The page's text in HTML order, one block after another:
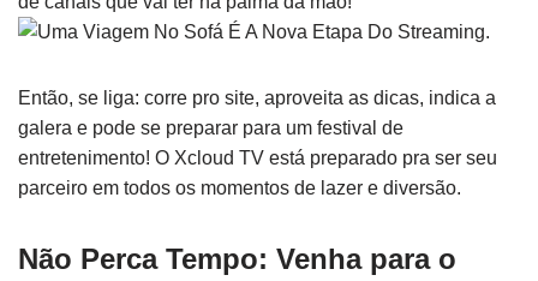
Então, se liga: corre pro site, aproveita as dicas, indica a
galera e pode se preparar para um festival de
entretenimento! O Xcloud TV está preparado pra ser seu
parceiro em todos os momentos de lazer e diversão.
Não Perca Tempo: Venha para o